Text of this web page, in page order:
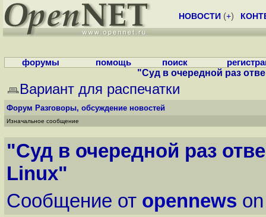
НОВОСТИ (+)
форумы помощь поиск
"Суд в очередной раз
Вариант для распечатки
Форум Разговоры, обсуждение новостей
Изначальное сообщение
"Суд в очередной раз
Linux"
Сообщение от opennews